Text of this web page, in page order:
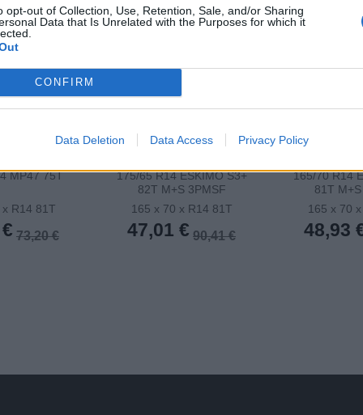
opt-out of Collection, Use, Retention, Sale, and/or Sharing
Data that Is Unrelated with the Purposes for which it
CONFIRM
Data Deletion Data Access Privacy Policy
MP47 75T
R14 81T
73,20 €
175/65 R14 ESKIMO S3+
82T M+S 3PMSF
165 x 70 x R14 81T
47,01 € 90,41 €
165/70 R14
81T
165 x 70
48,93